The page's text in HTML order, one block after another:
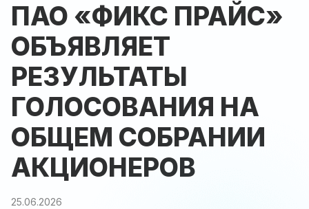
ПАО «ФИКС ПРАЙС»
ОБЪЯВЛЯЕТ
РЕЗУЛЬТАТЫ
ГОЛОСОВАНИЯ НА
ОБЩЕМ СОБРАНИИ
АКЦИОНЕРОВ
25.06.2026